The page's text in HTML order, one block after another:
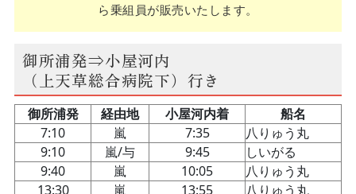
ら乗組員が販売いたします。
御所浦発⇒小屋河内
（上天草総合病院下）行き